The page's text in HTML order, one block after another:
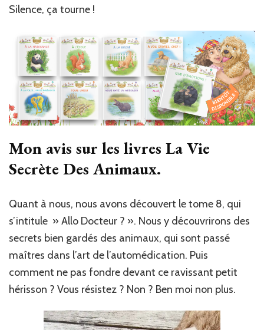
Silence, ça tourne !
Mon avis sur les livres La Vie
Secrète Des Animaux.
Quant à nous, nous avons découvert le tome 8, qui
s’intitule » Allo Docteur ? ». Nous y découvrirons des
secrets bien gardés des animaux, qui sont passé
maîtres dans l’art de l’automédication. Puis
comment ne pas fondre devant ce ravissant petit
hérisson ? Vous résistez ? Non ? Ben moi non plus.